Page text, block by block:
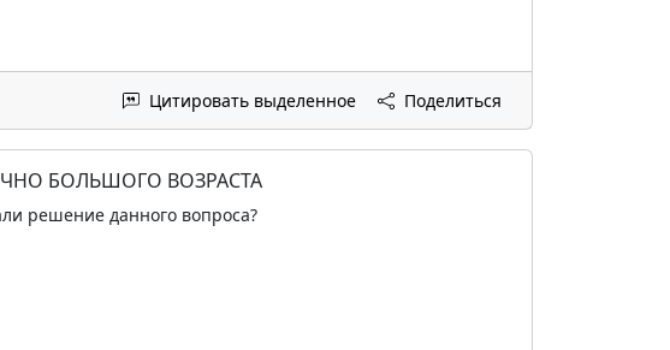
Цитировать выделенное Поделиться
БОЛЬШОГО ВОЗРАСТА
решение данного вопроса?